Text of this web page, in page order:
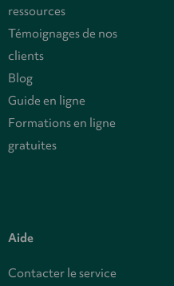
ressources
Témoignages de nos
clients
Blog
Guide en ligne
Formations en ligne
gratuites
Aide
Contacter le service